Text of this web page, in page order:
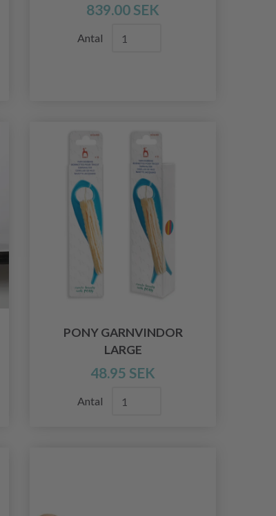
839.00 SEK
Antal
PONY GARNVINDOR
LARGE
48.95 SEK
Antal